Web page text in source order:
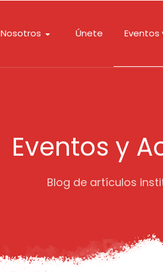
Nosotros Únete Eventos
Eventos y
Blog de artículos